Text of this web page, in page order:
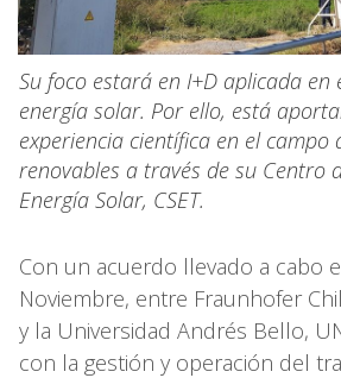
Su foco estará en I+D aplicada en
energía solar. Por ello, está
experiencia científica en el campo
renovables a través de su Centro
Energía Solar, CSET.
Con un acuerdo llevado a cabo
Noviembre, entre Fraunhofer
y la Universidad Andrés Bello,
con la gestión y operación del